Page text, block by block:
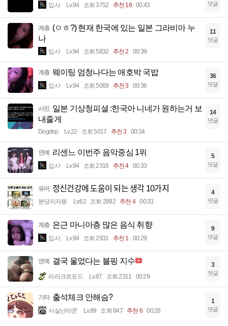
입사 Lv.94 조회 3752 추천 16 00:43 댓글
계층 (ㅇㅎ?) 현재 한국에 있는 일본 그라비아 누
나
입사 Lv.94 조회 5832 추천 2 00:39
11
댓글
계층 웨이팅 엄청나다는 애호박 국밥
입사 Lv.94 조회 5069 추천 3 00:36
36
댓글
사진 일본 기상청피셜 :한국아 니네가 원하는거 보
내줄게
Dogdrip Lv.22 조회 5017 추천 3 00:34
14
댓글
연예 리센느 이번주 음악중심 1위
입사 Lv.94 조회 2316 추천 4 00:33
5
댓글
유머 정신건강에 도움이 되는 생각 10가지
분당리자몽 Lv.62 조회 2892 추천 4 00:33
4
댓글
계층 은근 마니아층 많은 음식 취향
입사 Lv.94 조회 2931 추천 1 00:29
9
댓글
연예 결국 울었다는 블핑 지수
라라크로포드 Lv.87 조회 2311 00:29
3
댓글
기타 출석체크 안해슴?
사실난라쿤 Lv.89 조회 847 추천 6 00:28
1
댓글